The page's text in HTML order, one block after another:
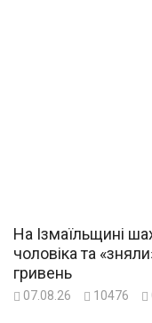
На Ізмаїльщині
чоловіка та
гривень
07.08.26 10476